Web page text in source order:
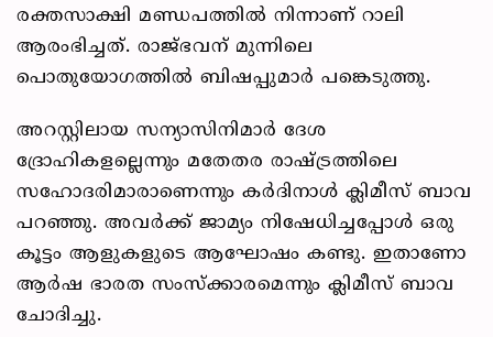
രക്തസാക്ഷി മണ്ഡപത്തിൽ നിന്നാണ് റാലി
ആരംഭിച്ചത്. രാജ്ഭവന് മുന്നിലെ
പൊതുയോഗത്തിൽ ബിഷപ്പുമാർ പങ്കെടുത്തു.
അറസ്റ്റിലായ സന്യാസിനിമാര്‍ ദേശ
ദ്രോഹികളല്ലെന്നും മതേതര രാഷ്ട്രത്തിലെ
സഹോദരിമാരാണെന്നും കര്‍ദിനാള്‍ ക്ലിമീസ് ബാവ
പറഞ്ഞു. അവര്‍ക്ക് ജാമ്യം നിഷേധിച്ചപ്പോൾ ഒരു
കൂട്ടം ആളുകളുടെ ആഘോഷം കണ്ടു. ഇതാണോ
ആർഷ ഭാരത സംസ്ക്കാരമെന്നും ക്ലിമീസ് ബാവ
ചോദിച്ചു.